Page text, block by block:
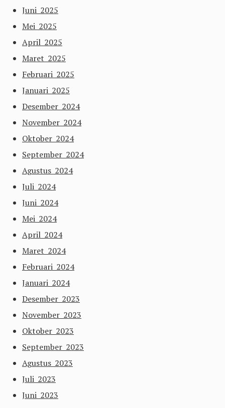
Juni 2025
Mei 2025
April 2025
Maret 2025
Februari 2025
Januari 2025
Desember 2024
November 2024
Oktober 2024
September 2024
Agustus 2024
Juli 2024
Juni 2024
Mei 2024
April 2024
Maret 2024
Februari 2024
Januari 2024
Desember 2023
November 2023
Oktober 2023
September 2023
Agustus 2023
Juli 2023
Juni 2023